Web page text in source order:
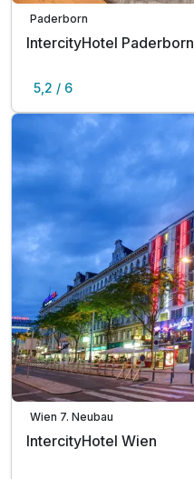
Paderborn
IntercityHotel Paderborn
5,2 / 6
Wien 7. Neubau
IntercityHotel Wien